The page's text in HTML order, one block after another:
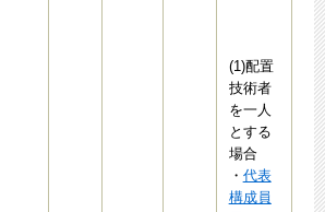
(1)配置
技術者
を一人
とする
場合
・ 代表
構成員